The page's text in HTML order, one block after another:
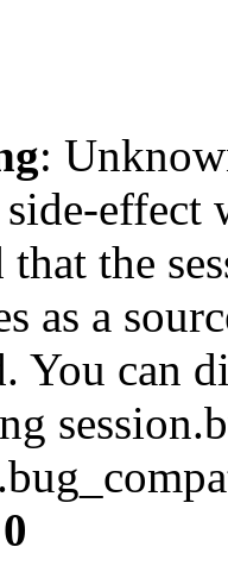
:
side-effect
that the
as a
You can
0